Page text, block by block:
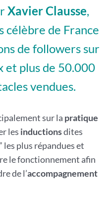
Xavier Clausse,
célèbre de France
de followers sur
et plus de 50.000
vendues.
sur la pratique
les inductionsdites
les plus répandues et
le fonctionnement afin
de l’accompagnement